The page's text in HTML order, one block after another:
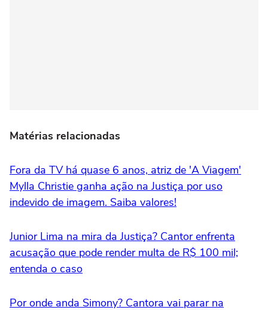
Matérias relacionadas
Fora da TV há quase 6 anos, atriz de 'A Viagem'
Mylla Christie ganha ação na Justiça por uso
indevido de imagem. Saiba valores!
Junior Lima na mira da Justiça? Cantor enfrenta
acusação que pode render multa de R$ 100 mil;
entenda o caso
Por onde anda Simony? Cantora vai parar na